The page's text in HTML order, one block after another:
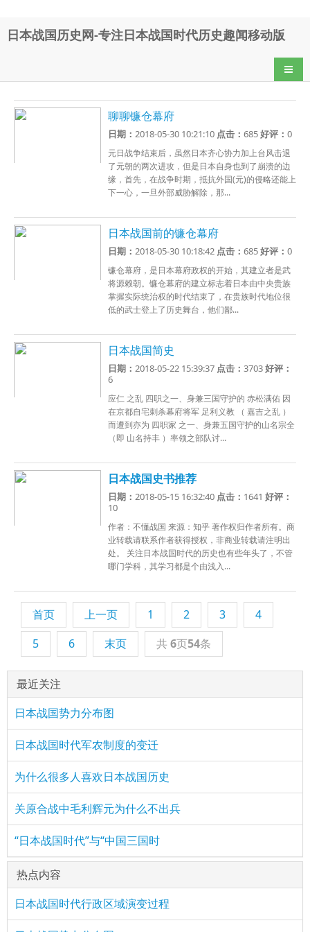
日本战国历史网-专注日本战国时代历史趣闻移动版
导航
聊聊镰仓幕府
日期： 2018-05-30 10:21:10 点击：685好评：0
元日战争结束后，虽然日本齐心协力加上台风击退
了元朝的两次进攻，但是日本自身也到了崩溃的边
缘，首先，在战争时期，抵抗外国(元)的侵略还能上
下一心，一旦外部威胁解除，那...
日本战国前的镰仓幕府
日期： 2018-05-30 10:18:42 点击：685好评：0
镰仓幕府，是日本幕府政权的开始，其建立者是武
将源赖朝。镰仓幕府的建立标志着日本由中央贵族
掌握实际统治权的时代结束了，在贵族时代地位很
低的武士登上了历史舞台，他们鄙...
日本战国简史
日期： 2018-05-22 15:39:37 点击：3703好评：
6
应仁 之乱 四职之一、身兼三国守护的 赤松满佑 因
在京都自宅刺杀幕府将军 足利义教 （ 嘉吉之乱 ）
而遭到亦为 四职家 之一、身兼五国守护的山名宗全
（即 山名持丰 ）率领之部队讨...
日本战国史书推荐
日期： 2018-05-15 16:32:40 点击： 1641好评：
10
作者：不懂战国 来源：知乎 著作权归作者所有。商
业转载请联系作者获得授权，非商业转载请注明出
处。 关注日本战国时代的历史也有些年头了，不管
哪门学科，其学习都是个由浅入...
首页 上一页 1 2 3
4
5
6 末页 共6页54条
最近关注
日本战国势力分布图
日本战国时代军农制度的变迁
为什么很多人喜欢日本战国历史
关原合战中毛利辉元为什么不出兵
“日本战国时代”与“中国三国时
热点内容
日本战国时代行政区域演变过程